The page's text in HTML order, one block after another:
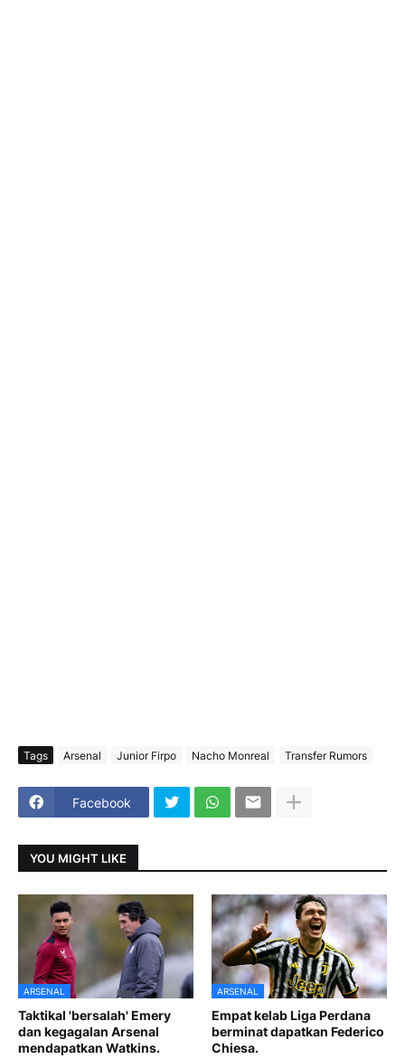
Tags Arsenal Junior Firpo Nacho Monreal Transfer Rumors
Facebook
YOU MIGHT LIKE
ARSENAL
Taktikal 'bersalah' Emery
dan kegagalan Arsenal
mendapatkan Watkins.
ARSENAL
Empat kelab Liga Perdana
berminat dapatkan Federico
Chiesa.